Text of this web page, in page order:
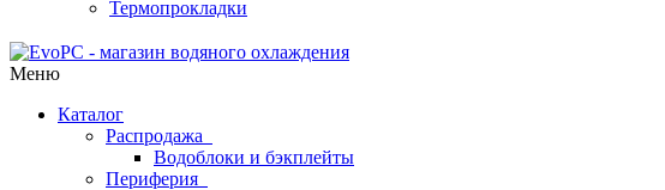
Термопрокладки
Меню
Каталог
Распродажа
Водоблоки и бэкплейты
Периферия